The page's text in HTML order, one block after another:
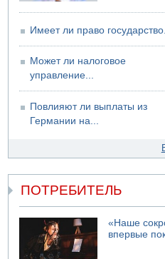
Имеет ли право
Может ли налоговое
управление...
Повлияют ли выплаты из
Германии на...
ПОТРЕБИТЕЛЬ
«Наше
впервые